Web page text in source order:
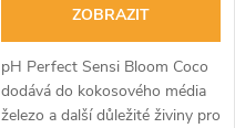
ZOBRAZIT
pH Perfect Sensi Bloom Coco
dodává do kokosového média
železo a další důležité živiny pro